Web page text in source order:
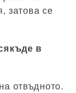
затова се
в
отвъдното.